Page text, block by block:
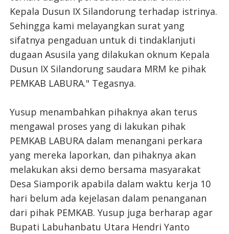
Kepala Dusun IX Silandorung terhadap istrinya.
Sehingga kami melayangkan surat yang
sifatnya pengaduan untuk di tindaklanjuti
dugaan Asusila yang dilakukan oknum Kepala
Dusun IX Silandorung saudara MRM ke pihak
PEMKAB LABURA." Tegasnya.
Yusup menambahkan pihaknya akan terus
mengawal proses yang di lakukan pihak
PEMKAB LABURA dalam menangani perkara
yang mereka laporkan, dan pihaknya akan
melakukan aksi demo bersama masyarakat
Desa Siamporik apabila dalam waktu kerja 10
hari belum ada kejelasan dalam penanganan
dari pihak PEMKAB. Yusup juga berharap agar
Bupati Labuhanbatu Utara Hendri Yanto